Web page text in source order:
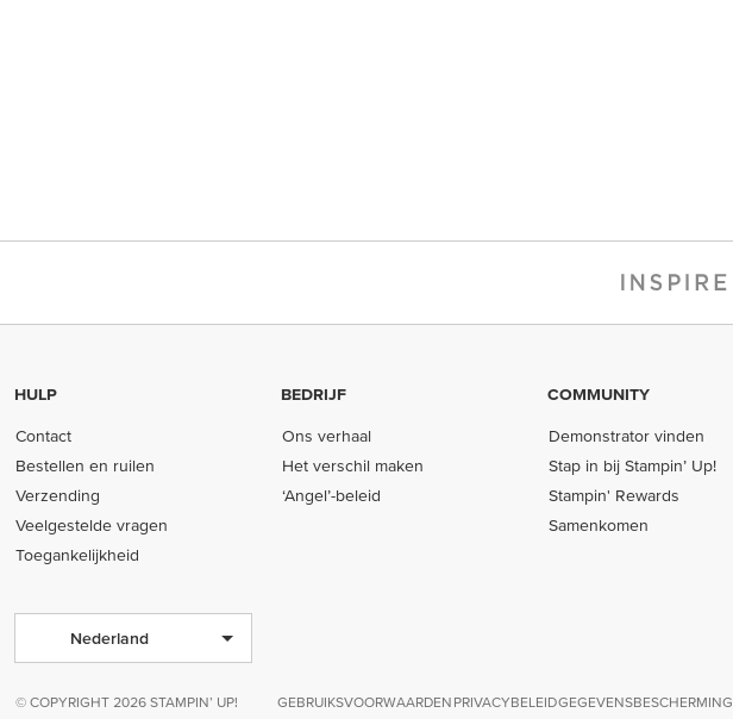
HULP
Contact
Bestellen en ruilen
Verzending
Veelgestelde vragen
Toegankelijkheid
BEDRIJF
Ons verhaal
Het verschil maken
‘Angel’-beleid
COMMUNITY
Demonstrator vinden
Stap in bij Stampin’ Up!
Stampin' Rewards
Samenkomen
Nederland
© COPYRIGHT 2026 STAMPIN’ UP! GEBRUIKSVOORWAARDEN PRIVACYBELEIDGEGEVENSBESCHERMING